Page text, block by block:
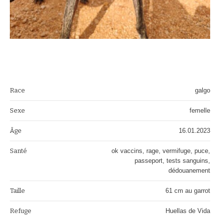
Race galgo
Sexe femelle
Âge 16.01.2023
Santé
ok vaccins, rage, vermifuge, puce,
passeport, tests sanguins,
dédouanement
Taille 61 cm au garrot
Refuge Huellas de Vida